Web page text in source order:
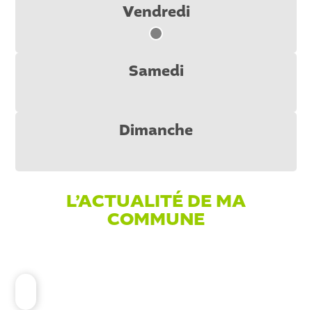
Vendredi
V
Samedi
Dimanche
L’ACTUALITÉ DE MA
COMMUNE